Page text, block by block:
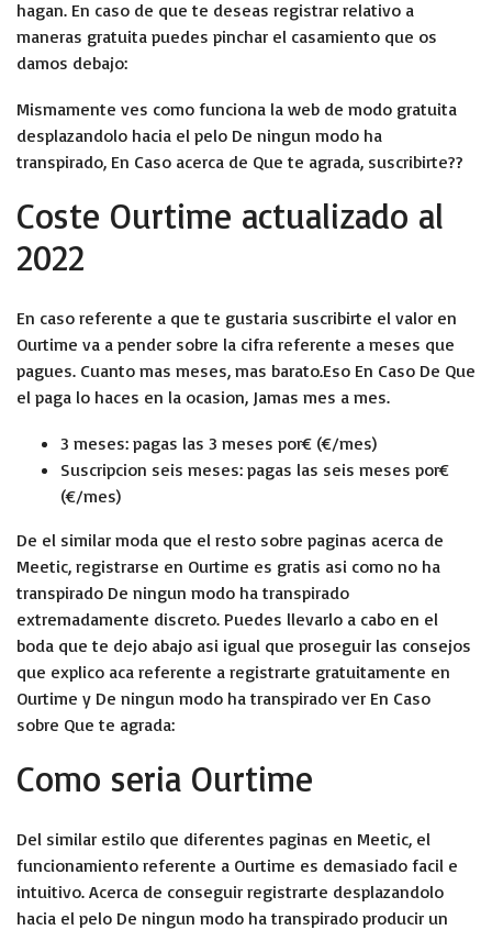
hagan. En caso de que te deseas registrar relativo a
maneras gratuita puedes pinchar el casamiento que os
damos debajo:
Mismamente ves como funciona la web de modo gratuita
desplazandolo hacia el pelo De ningun modo ha
transpirado, En Caso acerca de Que te agrada, suscribirte??
Coste Ourtime actualizado al
2022
En caso referente a que te gustaria suscribirte el valor en
Ourtime va a pender sobre la cifra referente a meses que
pagues. Cuanto mas meses, mas barato.Eso En Caso De Que
el paga lo haces en la ocasion, Jamas mes a mes.
3 meses: pagas las 3 meses por€ (€/mes)
Suscripcion seis meses: pagas las seis meses por€
(€/mes)
De el similar moda que el resto sobre paginas acerca de
Meetic, registrarse en Ourtime es gratis asi­ como no ha
transpirado De ningun modo ha transpirado
extremadamente discreto. Puedes llevarlo a cabo en el
boda que te dejo abajo asi igual que proseguir las consejos
que explico aca referente a registrarte gratuitamente en
Ourtime y De ningun modo ha transpirado ver En Caso
sobre Que te agrada:
Como seria Ourtime
Del similar estilo que diferentes paginas en Meetic, el
funcionamiento referente a Ourtime es demasiado facil e
intuitivo. Acerca de conseguir registrarte desplazandolo
hacia el pelo De ningun modo ha transpirado producir un